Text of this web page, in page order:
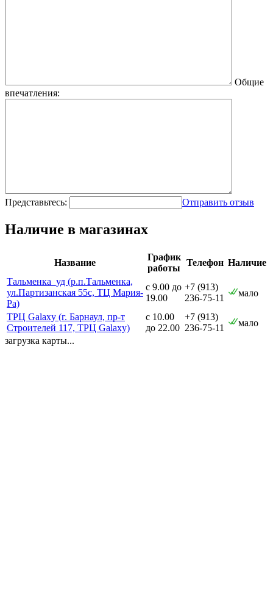
Общие
впечатления:
Представьтесь: Отправить отзыв
Наличие в магазинах
Название
График
работы
Телефон Наличие
Тальменка_уд (р.п.Тальменка,
ул.Партизанская 55с, ТЦ Мария-
Ра)
с 9.00 до
19.00
+7 (913)
236-75-11
мало
ТРЦ Galaxy (г. Барнаул, пр-т
Строителей 117, ТРЦ Galaxy)
с 10.00
до 22.00
+7 (913)
236-75-11
мало
загрузка карты...